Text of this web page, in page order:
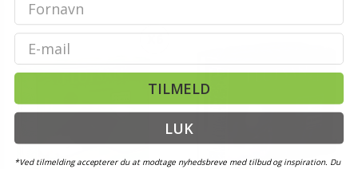
Email
TILMELD
LUK
*Ved tilmelding accepterer du at modtage nyhedsbreve med tilbud og inspiration. Du